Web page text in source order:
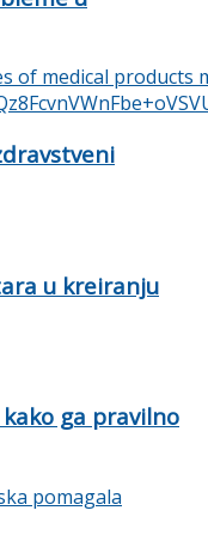
u kreiranju
ga pravilno